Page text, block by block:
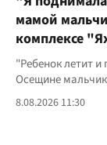
мамой
комплексе
"Ребенок летит
Осещине
8.08.2026 11:30